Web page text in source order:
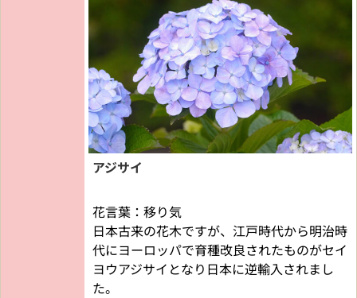
アジサイ
花言葉：移り気
日本古来の花木ですが、江戸時代から明治時
代にヨーロッパで育種改良されたものがセイ
ヨウアジサイとなり日本に逆輸入されまし
た。